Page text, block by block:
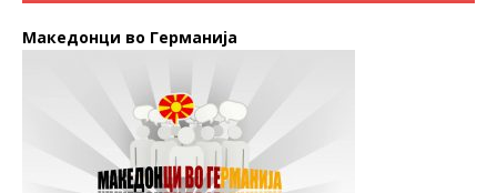
Македонци во Германија